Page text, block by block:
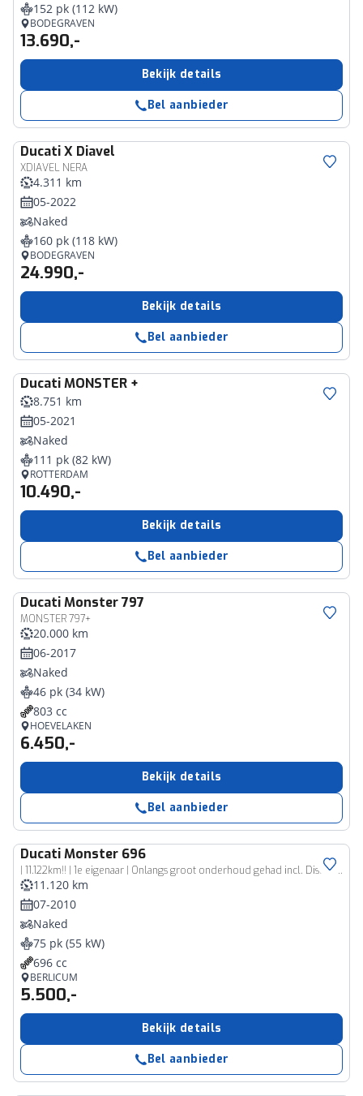
152 pk (112 kW)
BODEGRAVEN
13.690,-
Bekijk details
Bel aanbieder
DucatiX Diavel
XDIAVEL NERA
4.311 km
05-2022
Naked
160 pk (118 kW)
BODEGRAVEN
24.990,-
Bekijk details
Bel aanbieder
DucatiMONSTER +
8.751 km
05-2021
Naked
111 pk (82 kW)
ROTTERDAM
10.490,-
Bekijk details
Bel aanbieder
DucatiMonster 797
MONSTER 797+
20.000 km
06-2017
Naked
46 pk (34 kW)
803 cc
HOEVELAKEN
6.450,-
Bekijk details
Bel aanbieder
DucatiMonster 696
| 11.122km!! | 1e eigenaar | Onlangs groot onderhoud gehad incl. Distributie |
11.120 km
07-2010
Naked
75 pk (55 kW)
696 cc
BERLICUM
5.500,-
Bekijk details
Bel aanbieder